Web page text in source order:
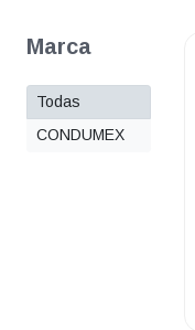
Marca
Todas
CONDUMEX